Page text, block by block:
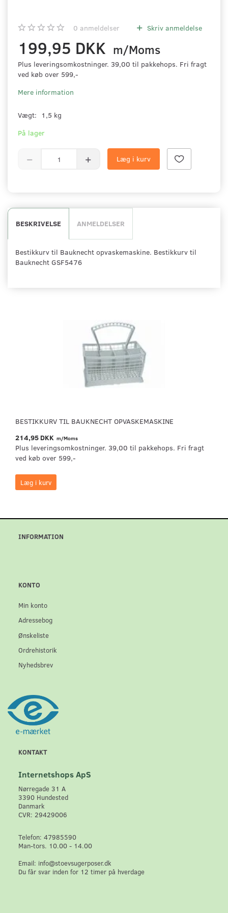
0 anmeldelser Skriv anmeldelse
199,95 DKK m/Moms
Plus leveringsomkostninger. 39,00 til pakkehops. Fri fragt
ved køb over 599,-
Mere information
Vægt:
1,5 kg
På lager
Læg i kurv
BESKRIVELSE ANMELDELSER
Bestikkurv til Bauknecht opvaskemaskine. Bestikkurv til
Bauknecht GSF5476
BESTIKKURV TIL BAUKNECHT OPVASKEMASKINE
214,95 DKK m/Moms
Plus leveringsomkostninger. 39,00 til pakkehops. Fri fragt
ved køb over 599,-
Læg i kurv
INFORMATION
KONTO
Min konto
Adressebog
Ønskeliste
Ordrehistorik
Nyhedsbrev
KONTAKT
Internetshops ApS
Nørregade 31 A
3390 Hundested
Danmark
CVR: 29429006
Telefon: 47985590
Man-tors. 10.00 - 14.00
Email: info@stoevsugerposer.dk
Du får svar inden for 12 timer på hverdage